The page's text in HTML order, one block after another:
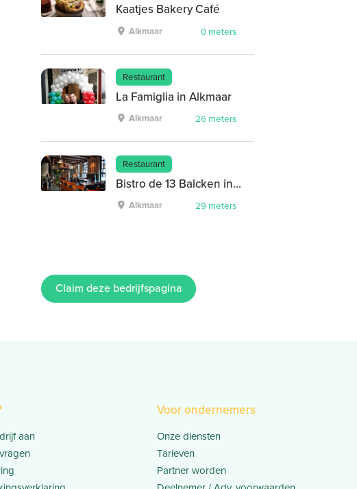
Kaatjes Bakery Café
Alkmaar 0 meters
Restaurant
La Famiglia in Alkmaar
Alkmaar 26 meters
Restaurant
Bistro de 13 Balcken in Alkmaar
Alkmaar 29 meters
Claim deze bedrijfspagina
aan
Voor ondernemers
Onze diensten
Tarieven
Partner worden